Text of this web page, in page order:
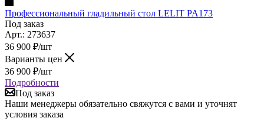
Профессиональный гладильный стол LELIT PA173
Под заказ
Арт.: 273637
36 900 ₽/шт
Варианты цен
36 900 ₽/шт
Подробности
Под заказ
Наши менеджеры обязательно свяжутся с вами и уточнят
условия заказа